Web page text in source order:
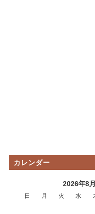
カレンダー
2026年8月
日 月 火 水